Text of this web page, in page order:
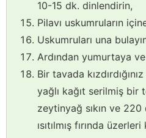
10-15 dk. dinlendirin,
Pilavı uskumruların
Uskumruları una
Ardından yumurtaya
Bir tavada
yağlı kağıt serilmiş bir
zeytinyağ sıkın ve
ısıtılmış fırında